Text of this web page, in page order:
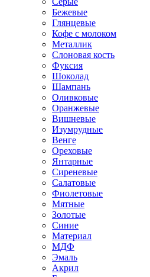
Бежевые
Глянцевые
Кофе с молоком
Металлик
Слоновая кость
Фуксия
Шоколад
Шампань
Оливковые
Оранжевые
Вишневые
Изумрудные
Венге
Ореховые
Янтарные
Сиреневые
Салатовые
Фиолетовые
Мятные
Золотые
Синие
Материал
МДФ
Эмаль
Акрил